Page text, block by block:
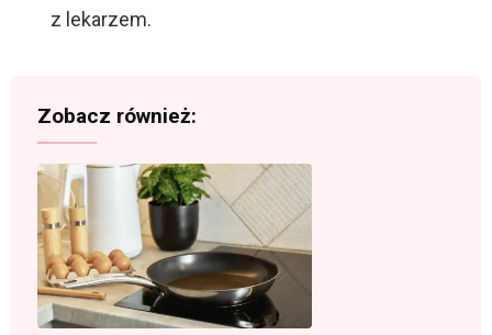
z lekarzem.
Zobacz również: